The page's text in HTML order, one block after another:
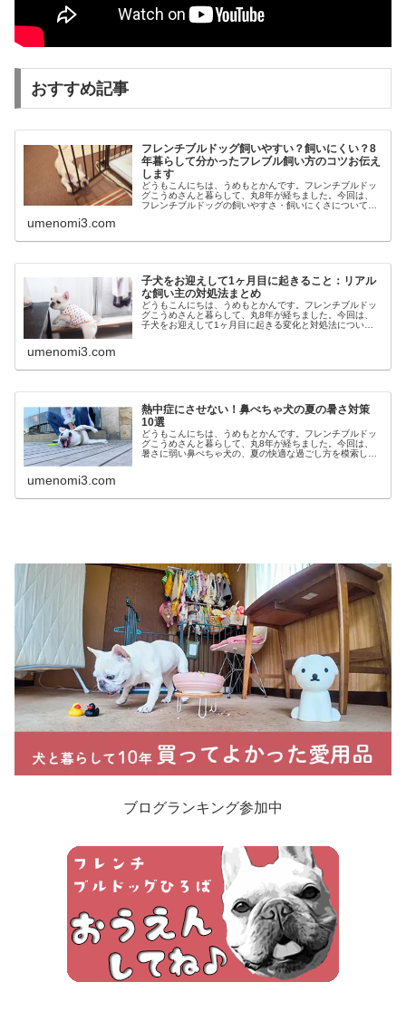
おすすめ記事
フレンチブルドッグ飼いやすい？飼いにくい？8
年暮らして分かったフレブル飼い方のコツお伝え
します
どうもこんにちは、うめもとかんです。フレンチブルドッ
グこうめさんと暮らして、丸8年が経ちました。今回は、
フレンチブルドッグの飼いやすさ・飼いにくさについて、
umenomi3.com
子犬をお迎えして1ヶ月目に起きること：リアル
な飼い主の対処法まとめ
どうもこんにちは、うめもとかんです。フレンチブルドッ
グこうめさんと暮らして、丸8年が経ちました。今回は、
子犬をお迎えして1ヶ月目に起きる変化と対処法について
umenomi3.com
熱中症にさせない！鼻ぺちゃ犬の夏の暑さ対策
10選
どうもこんにちは、うめもとかんです。フレンチブルドッ
グこうめさんと暮らして、丸8年が経ちました。今回は、
暑さに弱い鼻ぺちゃ犬の、夏の快適な過ごし方を模索して
umenomi3.com
ブログランキング参加中